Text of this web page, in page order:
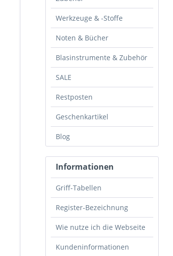
Werkzeuge & -Stoffe
Noten & Bücher
Blasinstrumente & Zubehör
SALE
Restposten
Geschenkartikel
Blog
Informationen
Griff-Tabellen
Register-Bezeichnung
Wie nutze ich die Webseite
Kundeninformationen